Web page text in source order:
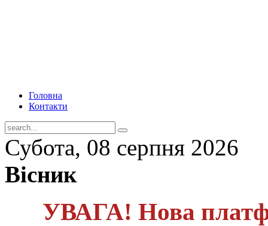
Головна
Контакти
Субота, 08 серпня 2026
Вісник
УВАГА! Нова